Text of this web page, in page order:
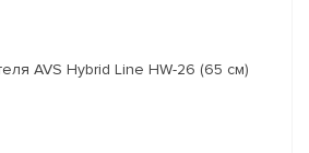
AVS Hybrid Line HW-26 (65 см)